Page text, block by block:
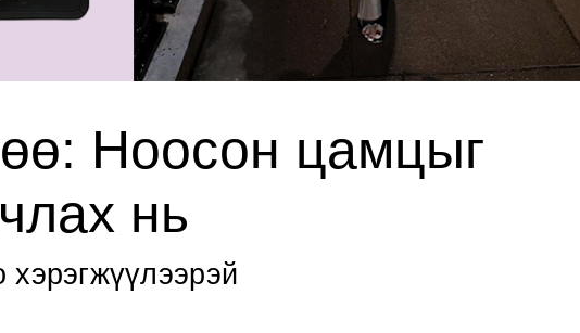
Ноосон цамцыг
нь